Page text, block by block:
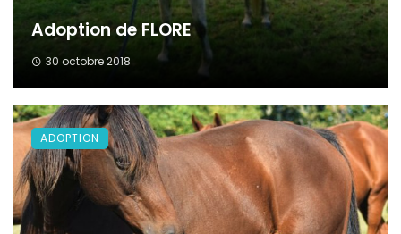
Adoption de FLORE
30 octobre 2018
ADOPTION